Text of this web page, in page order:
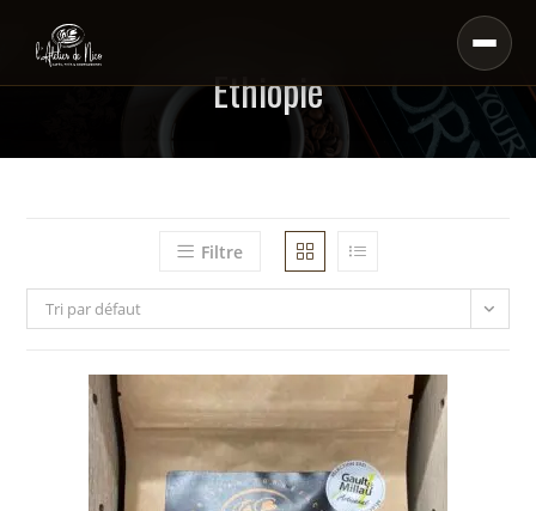
Ethiopie
Filtre
Tri par défaut